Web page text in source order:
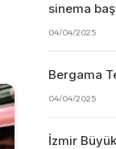
sinema
04/04/2025
Bergama
04/04/2025
İzmir